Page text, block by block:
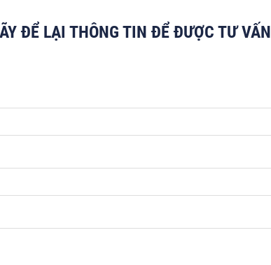
ĐỂ LẠI THÔNG TIN ĐỂ ĐƯỢC TƯ VẤN